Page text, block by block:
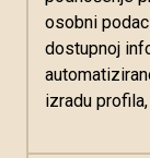
osobni
dostupnoj
izradu